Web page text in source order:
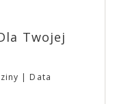
Twojej
Data